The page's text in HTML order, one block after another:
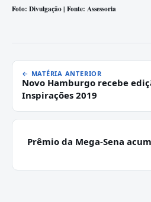
Foto: Divulgação | Fonte: Assessoria
← MATÉRIA ANTERIOR
Novo Hamburgo recebe
Inspirações 2019
Prêmio da Mega-Sena